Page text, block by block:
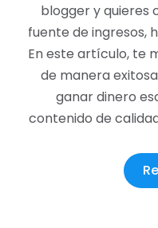
blogger y quieres
fuente de ingresos,
En este artículo, te
de manera
ganar dinero
contenido de